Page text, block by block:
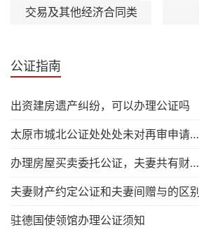
交易及其他经济合同类
Previ
公证指南
出资建房遗产纠纷，可以办理公证吗
太原市城北公证处处处未对再审申请人的内容提交书面意见。
办理房屋买卖委托公证，夫妻共有财产还得共同委托
夫妻财产约定公证和夫妻间赠与的区别
驻德国使领馆办理公证须知